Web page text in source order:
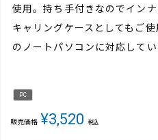
使用。持ち手付きなのでイン
キャリングケースとしてもご
のノートパソコンに対応してい
PC
販売価格 ¥3,520 税込